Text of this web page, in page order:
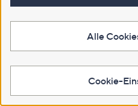
Alle
Cookie-